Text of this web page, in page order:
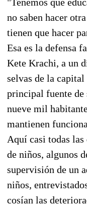
no saben hacer
tienen que hacer
Esa es la defensa
Kete Krachi, a un
selvas de la capital
principal fuente de
nueve mil
mantienen
Aquí casi todas
de niños, algunos
supervisión de un
niños,
cosían las